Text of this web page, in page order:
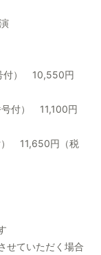
付） 10,550円
号付） 11,100円
） 11,650円（税
せていただく場合